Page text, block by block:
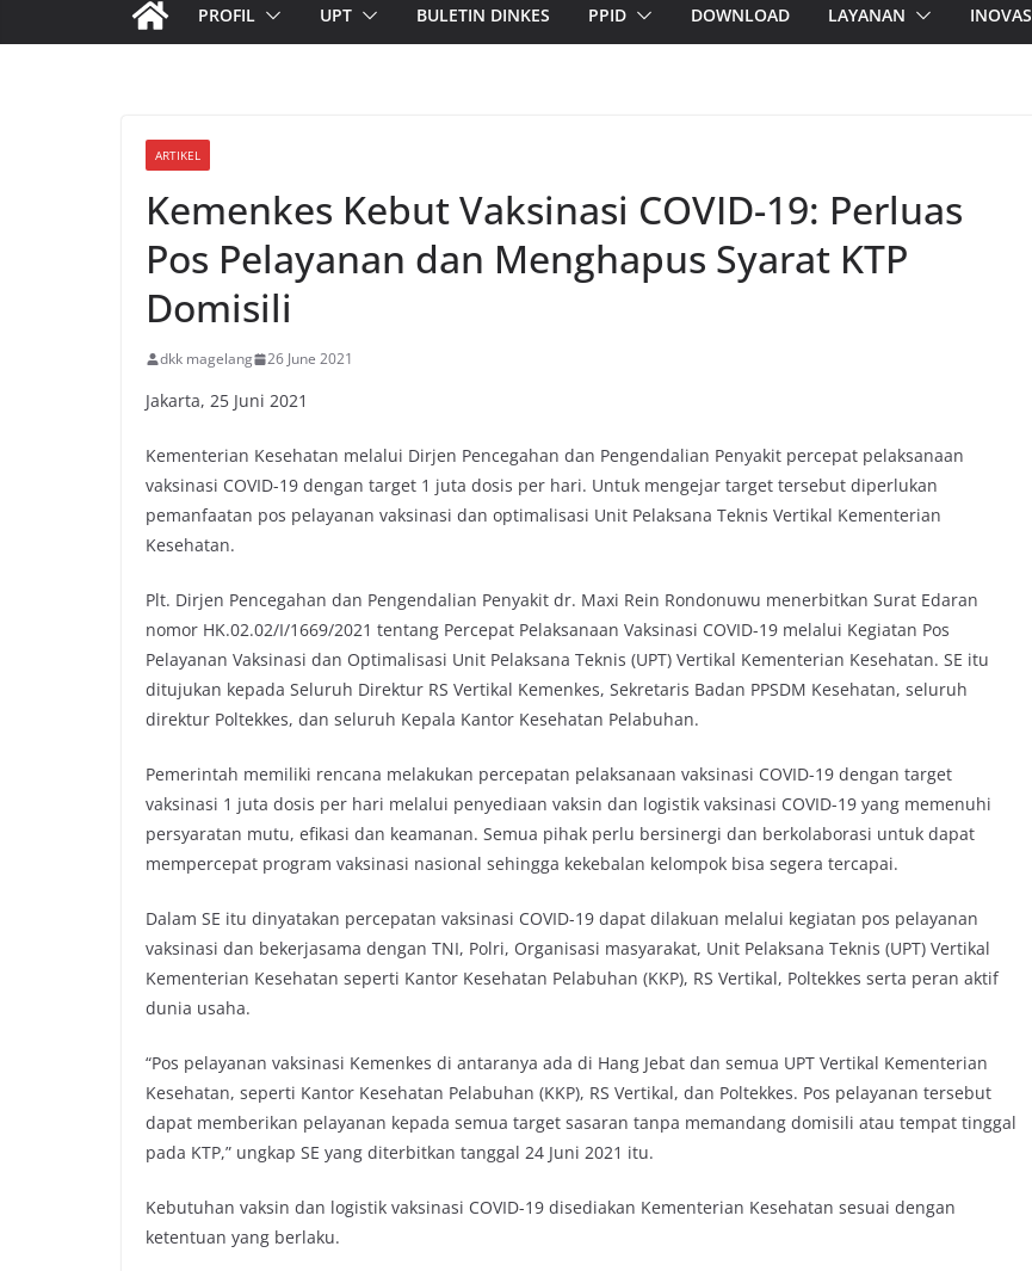
PROFIL UPT BULETIN DINKES PPID DOWNLOAD LAYANAN
ARTIKEL
Kemenkes Kebut Vaksinasi COVID-19: Perluas
Pos Pelayanan dan Menghapus Syarat KTP
Domisili
dkk magelang 26 June 2021
Jakarta, 25 Juni 2021
Kementerian Kesehatan melalui Dirjen Pencegahan dan Pengendalian Penyakit percepat pelaksanaan
vaksinasi COVID-19 dengan target 1 juta dosis per hari. Untuk mengejar target tersebut diperlukan
pemanfaatan pos pelayanan vaksinasi dan optimalisasi Unit Pelaksana Teknis Vertikal Kementerian
Kesehatan.
Plt. Dirjen Pencegahan dan Pengendalian Penyakit dr. Maxi Rein Rondonuwu menerbitkan Surat Edaran
nomor HK.02.02/I/1669/2021 tentang Percepat Pelaksanaan Vaksinasi COVID-19 melalui Kegiatan Pos
Pelayanan Vaksinasi dan Optimalisasi Unit Pelaksana Teknis (UPT) Vertikal Kementerian Kesehatan. SE itu
ditujukan kepada Seluruh Direktur RS Vertikal Kemenkes, Sekretaris Badan PPSDM Kesehatan, seluruh
direktur Poltekkes, dan seluruh Kepala Kantor Kesehatan Pelabuhan.
Pemerintah memiliki rencana melakukan percepatan pelaksanaan vaksinasi COVID-19 dengan target
vaksinasi 1 juta dosis per hari melalui penyediaan vaksin dan logistik vaksinasi COVID-19 yang memenuhi
persyaratan mutu, efikasi dan keamanan. Semua pihak perlu bersinergi dan berkolaborasi untuk dapat
mempercepat program vaksinasi nasional sehingga kekebalan kelompok bisa segera tercapai.
Dalam SE itu dinyatakan percepatan vaksinasi COVID-19 dapat dilakuan melalui kegiatan pos pelayanan
vaksinasi dan bekerjasama dengan TNI, Polri, Organisasi masyarakat, Unit Pelaksana Teknis (UPT) Vertikal
Kementerian Kesehatan seperti Kantor Kesehatan Pelabuhan (KKP), RS Vertikal, Poltekkes serta peran aktif
dunia usaha.
“Pos pelayanan vaksinasi Kemenkes di antaranya ada di Hang Jebat dan semua UPT Vertikal Kementerian
Kesehatan, seperti Kantor Kesehatan Pelabuhan (KKP), RS Vertikal, dan Poltekkes. Pos pelayanan tersebut
dapat memberikan pelayanan kepada semua target sasaran tanpa memandang domisili atau tempat tinggal
pada KTP,” ungkap SE yang diterbitkan tanggal 24 Juni 2021 itu.
Kebutuhan vaksin dan logistik vaksinasi COVID-19 disediakan Kementerian Kesehatan sesuai dengan
ketentuan yang berlaku.